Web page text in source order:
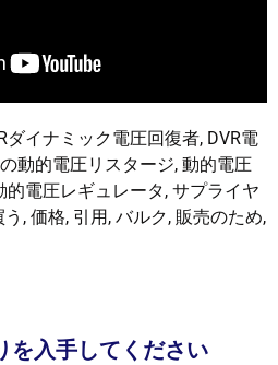
ダイナミック電圧回復者, DVR電
動的電圧リスタージ, 動的電圧
的電圧レギュレータ, サプライヤ
, 価格, 引用, バルク, 販売のため,
を入手してください